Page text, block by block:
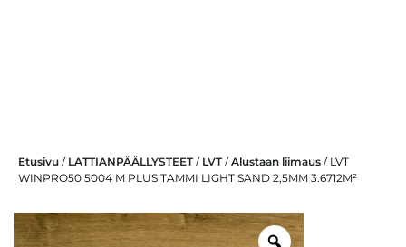
Etusivu/ LATTIANPÄÄLLYSTEET/ LVT/Alustaan liimaus/ LVT
WINPRO50 5004 M PLUS TAMMI LIGHT SAND 2,5MM 3.6712M²